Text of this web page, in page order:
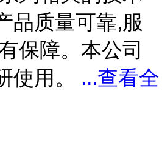
品质量可靠,服
保障。本公司
使用。 ...查看全